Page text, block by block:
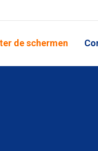
de schermen